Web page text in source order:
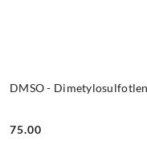
DMSO -
Cena:
75.00